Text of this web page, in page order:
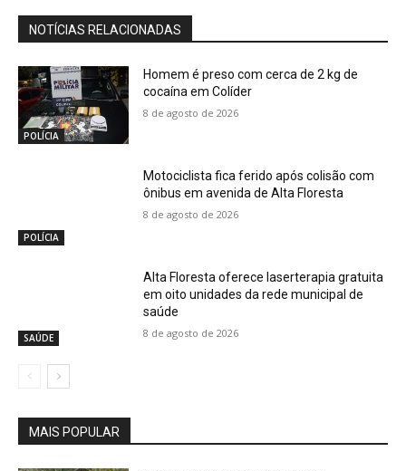
NOTÍCIAS RELACIONADAS
POLÍCIA
Homem é preso com cerca de 2 kg de
cocaína em Colíder
8 de agosto de 2026
POLÍCIA
Motociclista fica ferido após colisão com
ônibus em avenida de Alta Floresta
8 de agosto de 2026
SAÚDE
Alta Floresta oferece laserterapia gratuita
em oito unidades da rede municipal de
saúde
8 de agosto de 2026
MAIS POPULAR